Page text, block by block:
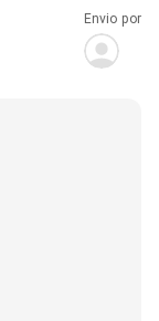
Envio por